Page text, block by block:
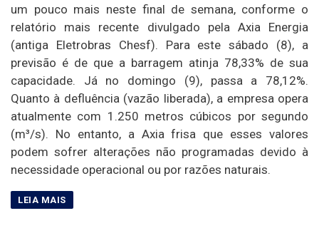
um pouco mais neste final de semana, conforme o
relatório mais recente divulgado pela Axia Energia
(antiga Eletrobras Chesf). Para este sábado (8), a
previsão é de que a barragem atinja 78,33% de sua
capacidade. Já no domingo (9), passa a 78,12%.
Quanto à defluência (vazão liberada), a empresa opera
atualmente com 1.250 metros cúbicos por segundo
(m³/s). No entanto, a Axia frisa que esses valores
podem sofrer alterações não programadas devido à
necessidade operacional ou por razões naturais.